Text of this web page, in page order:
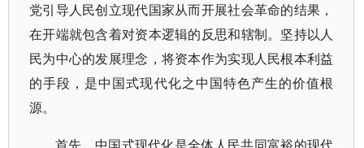
党引导人民创立现代国家从而开展社会革命的结果，
在开端就包含着对资本逻辑的反思和辖制。坚持以人
民为中心的发展理念，将资本作为实现人民根本利益
的手段，是中国式现代化之中国特色产生的价值根
源。